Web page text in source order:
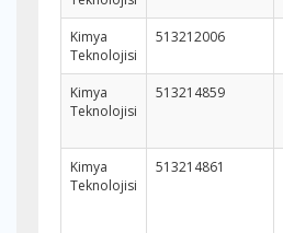
Kimya
Teknolojisi
513212006
Kimya
Teknolojisi
513214859
Kimya
Teknolojisi
513214861